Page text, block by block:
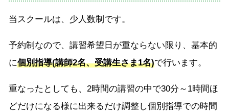
当スクールは、少人数制です。
予約制なので、講習希望日が重ならない限り、基本的
に個別指導(講師2名、受講生さま1名)で行います。
重なったとしても、2時間の講習の中で30分～1時間ほ
どだけになる様に出来るだけ調整し個別指導での時間